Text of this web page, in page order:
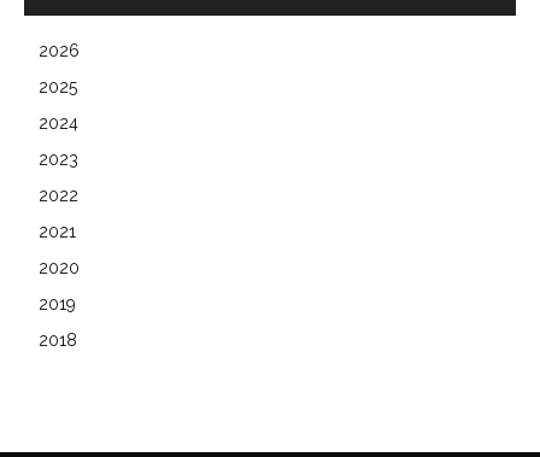
2026
2025
2024
2023
2022
2021
2020
2019
2018